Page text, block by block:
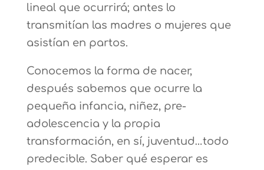
lineal que ocurrirá; antes lo
transmitían las madres o mujeres que
asistían en partos.
Conocemos la forma de nacer,
después sabemos que ocurre la
pequeña infancia, niñez, pre-
adolescencia y la propia
transformación, en sí, juventud…todo
predecible. Saber qué esperar es